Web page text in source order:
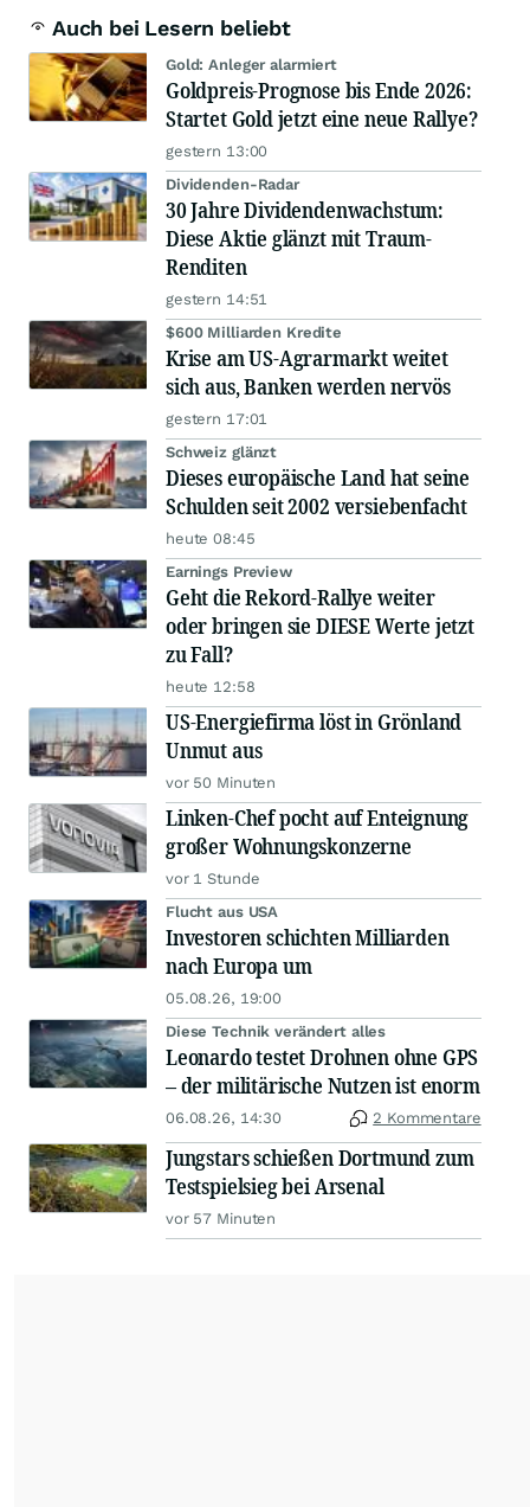
Auch bei Lesern beliebt
Gold: Anleger alarmiert
Goldpreis-Prognose bis Ende 2026:
Startet Gold jetzt eine neue Rallye?
gestern 13:00
Dividenden-Radar
30 Jahre Dividendenwachstum:
Diese Aktie glänzt mit Traum-
Renditen
gestern 14:51
$600 Milliarden Kredite
Krise am US-Agrarmarkt weitet
sich aus, Banken werden nervös
gestern 17:01
Schweiz glänzt
Dieses europäische Land hat seine
Schulden seit 2002 versiebenfacht
heute 08:45
Earnings Preview
Geht die Rekord-Rallye weiter
oder bringen sie DIESE Werte jetzt
zu Fall?
heute 12:58
US-Energiefirma löst in Grönland
Unmut aus
vor 50 Minuten
Linken-Chef pocht auf Enteignung
großer Wohnungskonzerne
vor 1 Stunde
Flucht aus USA
Investoren schichten Milliarden
nach Europa um
05.08.26, 19:00
Diese Technik verändert alles
Leonardo testet Drohnen ohne GPS
– der militärische Nutzen ist enorm
06.08.26, 14:30 2 Kommentare
Jungstars schießen Dortmund zum
Testspielsieg bei Arsenal
vor 57 Minuten